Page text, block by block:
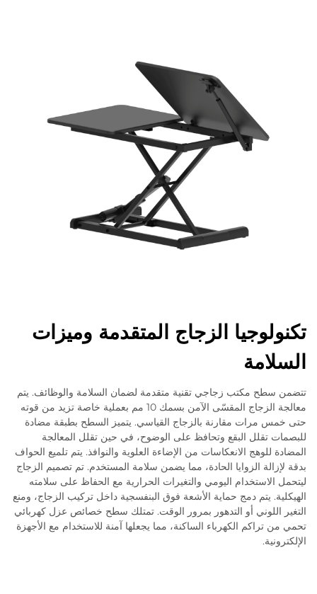
تكنولوجيا الزجاج المتقدمة وميزات
السلامة
تتضمن سطح مكتب زجاجي تقنية متقدمة لضمان السلامة والوظائف. يتم
معالجة الزجاج المقسّى الآمن بسمك 10 مم بعملية خاصة تزيد من قوته
حتى خمس مرات مقارنة بالزجاج القياسي. يتميز السطح بطبقة مضادة
للبصمات تقلل البقع وتحافظ على الوضوح، في حين تقلل المعالجة
المضادة للوهج الانعكاسات من الإضاءة العلوية والنوافذ. يتم تلميع الحواف
بدقة لإزالة الزوايا الحادة، مما يضمن سلامة المستخدم. تم تصميم الزجاج
ليتحمل الاستخدام اليومي والتغيرات الحرارية مع الحفاظ على سلامته
الهيكلية. يتم دمج حماية الأشعة فوق البنفسجية داخل تركيب الزجاج، ومنع
التغير اللوني أو التدهور بمرور الوقت. تمتلك سطح خصائص عزل كهربائي
تحمي من تراكم الكهرباء الساكنة، مما يجعلها آمنة للاستخدام مع الأجهزة
الإلكترونية.